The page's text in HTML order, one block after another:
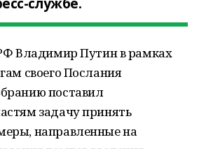
Владимир Путин в рамках
своего Послания
поставил
задачу принять
направленные на